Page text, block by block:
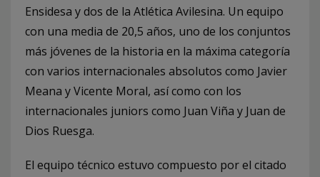
Ensidesa y dos de la Atlética Avilesina. Un equipo
con una media de 20,5 años, uno de los conjuntos
más jóvenes de la historia en la máxima categoría
con varios internacionales absolutos como Javier
Meana y Vicente Moral, así como con los
internacionales juniors como Juan Viña y Juan de
Dios Ruesga.
El equipo técnico estuvo compuesto por el citado